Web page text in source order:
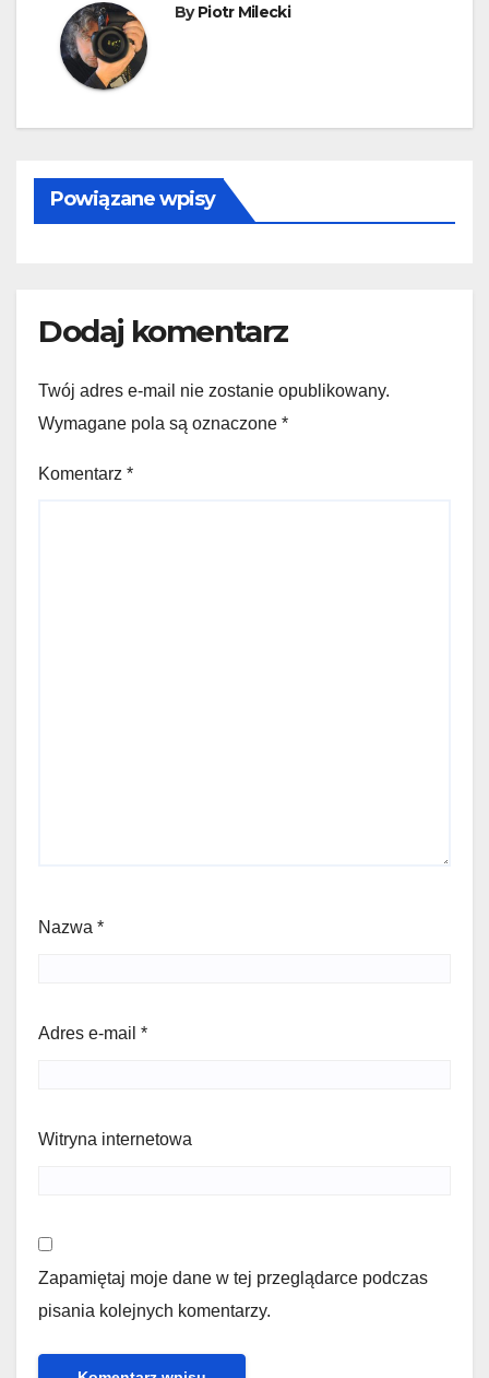
ByPiotr Milecki
Powiązane wpisy
Dodaj komentarz
Twój adres e-mail nie zostanie opublikowany.
Wymagane pola są oznaczone *
Komentarz *
Nazwa *
Adres e-mail *
Witryna internetowa
Zapamiętaj moje dane w tej przeglądarce podczas
pisania kolejnych komentarzy.